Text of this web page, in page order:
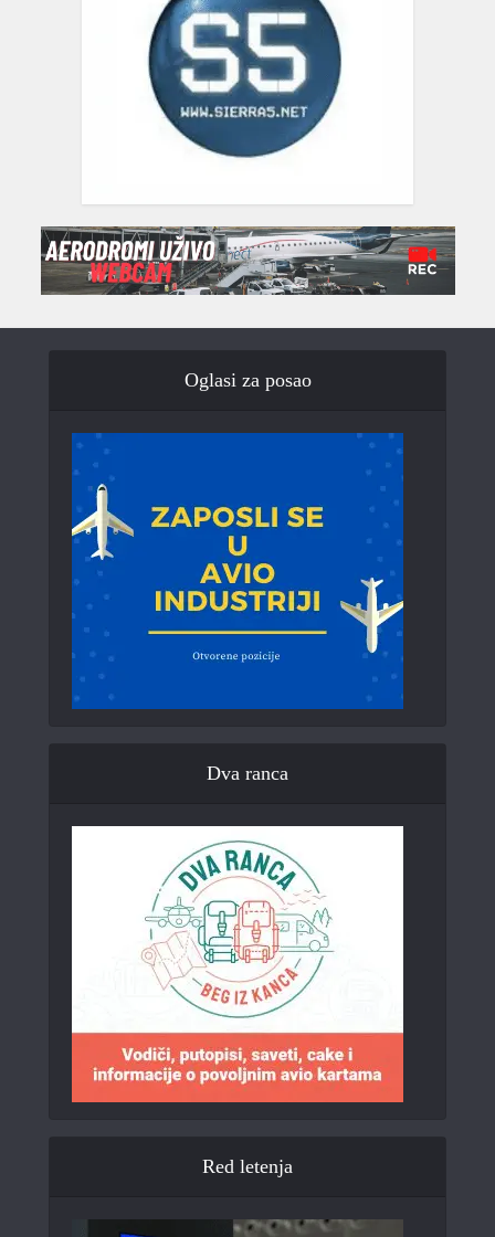
Oglasi za posao
Dva ranca
Red letenja